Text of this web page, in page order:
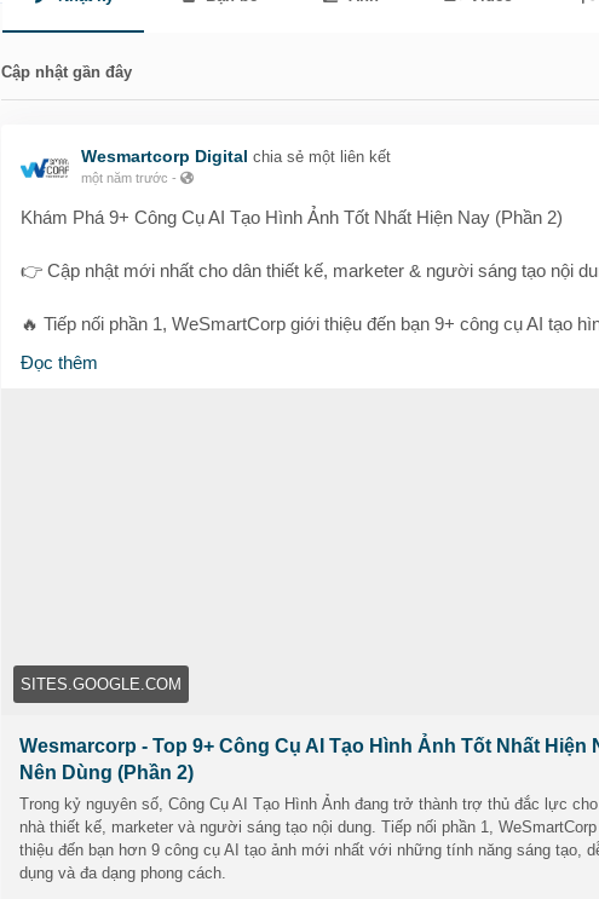
Cập nhật gần đây
Wesmartcorp Digital chia sẻ một liên kết
một năm trước -
Khám Phá 9+ Công Cụ AI Tạo Hình Ảnh Tốt Nhất Hiện Nay (Phần 2)
👉 Cập nhật mới nhất cho dân thiết kế, marketer & người sáng tạo nội
🔥 Tiếp nối phần 1, WeSmartCorp giới thiệu đến bạn 9+ công cụ AI tạo
chuyên nghiệp, đây chắc chắn là những "trợ lý đắc lực" giúp bạn:
- DreamStudio: Biến ý tưởng thành ảnh chi tiết
- WOMBO Dream & Bing Image Creator: Dành cho tín đồ sáng tạo di động
🎯 Từ thiết kế cá nhân đến chiến dịch marketing chuyên nghiệp – đừng
những công cụ này nếu bạn muốn tăng tốc độ – nâng chất lượng – tiết
chi phí cho các dự án hình ảnh.
🔗 Xem chi tiết bài viết tại:
👉https://sites.google.com/view/wesmartcorp/tin-t%E1%BB%A9c-
Đọc thêm
SITES.GOOGLE.COM
Wesmarcorp - Top 9+ Công Cụ AI Tạo Hình Ảnh Tốt Nhất Hiện
Nên Dùng (Phần 2)
Trong kỷ nguyên số, Công Cụ AI Tạo Hình Ảnh đang trở thành trợ thủ đắc lực
nhà thiết kế, marketer và người sáng tạo nội dung. Tiếp nối phần 1,
thiệu đến bạn hơn 9 công cụ AI tạo ảnh mới nhất với những tính năng sáng tạo,
dụng và đa dạng phong cách.